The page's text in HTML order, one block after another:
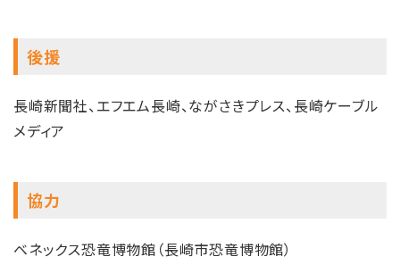
後援
長崎新聞社、エフエム長崎、ながさきプレス、長崎ケーブル
メディア
協力
ベネックス恐竜博物館（長崎市恐竜博物館）